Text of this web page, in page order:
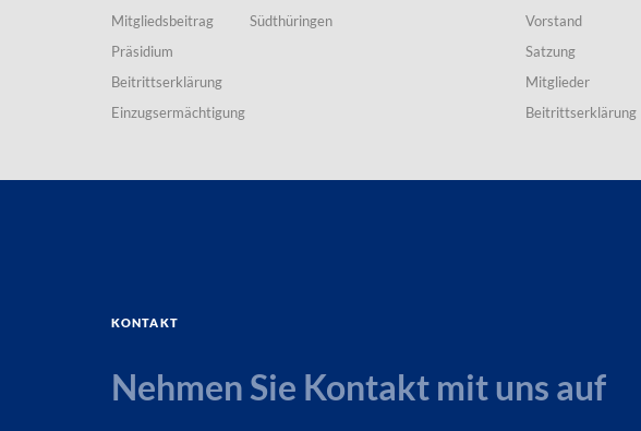
Mitgliedsbeitrag
Präsidium
Beitrittserklärung
Einzugsermächtigung
Südthüringen
Vorstand
Satzung
Mitglieder
Beitrittserklärung
Kontakt
Nehmen Sie Kontakt mit uns auf